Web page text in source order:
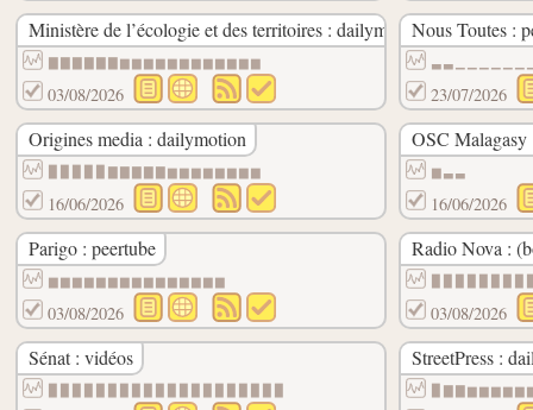
Ministère de l’écologie et des territoires : dailymotion
▇▇▇▇▇▇▆▆▆▆▆▆▆▆▆▆▆▆
03/08/2026
Nous Toutes :
23/07/2026
Origines media : dailymotion
▉▉▉▉▉▇▇▇▇▇▆▆▆▆▆▆▆▆
16/06/2026
OSC Malagasy
▆▃▃
16/06/2026
Parigo : peertube
▆▆▆▆▆▆▆▆▆▆▆▆▆▆▆
03/08/2026
Radio Nova :
03/08/2026
Sénat : vidéos StreetPress :